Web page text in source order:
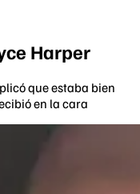
Harper
que estaba bien
en la cara